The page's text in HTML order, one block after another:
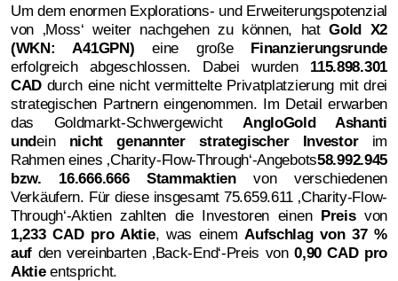
Um dem enormen Explorations- und Erweiterungspotenzial
von ‚Moss‘ weiter nachgehen zu können, hatGold X2
(WKN: A41GPN) eine große Finanzierungsrunde
erfolgreich abgeschlossen. Dabei wurden 115.898.301
CAD durch eine nicht vermittelte Privatplatzierung mit drei
strategischen Partnern eingenommen. Im Detail erwarben
das Goldmarkt-Schwergewicht AngloGold Ashanti
undein nicht genannter strategischer Investorim
Rahmen eines ‚Charity-Flow-Through‘-Angebots58.992.945
bzw. 16.666.666 Stammaktienvon verschiedenen
Verkäufern. Für diese insgesamt 75.659.611 ‚Charity-Flow-
Through‘-Aktien zahlten die Investoren einen Preisvon
1,233 CAD pro Aktie, was einem Aufschlag von 37 %
auf den vereinbarten ‚Back-End‘-Preis von0,90 CAD pro
Aktieentspricht.